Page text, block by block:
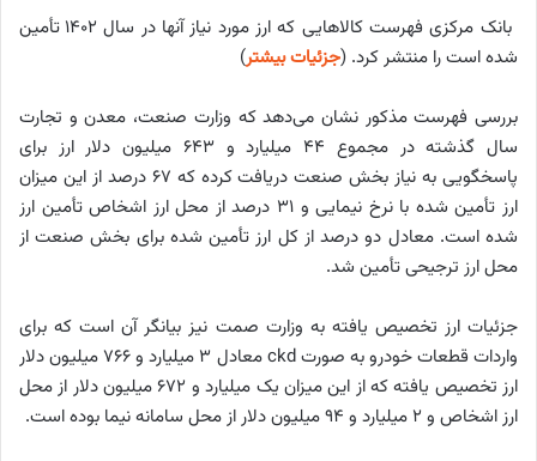
بانک مرکزی فهرست کالاهایی که ارز مورد نیاز آنها در سال ۱۴۰۲ تأمین
شده است را منتشر کرد. (جزئیات بیشتر)
بررسی فهرست مذکور نشان می‌دهد که وزارت صنعت، معدن و تجارت
سال گذشته در مجموع ۴۴ میلیارد و ۶۴۳ میلیون دلار ارز برای
پاسخگویی به نیاز بخش صنعت دریافت کرده که ۶۷ درصد از این میزان
ارز تأمین شده با نرخ نیمایی و ۳۱ درصد از محل ارز اشخاص تأمین ارز
شده است. معادل دو درصد از کل ارز تأمین شده برای بخش صنعت از
محل ارز ترجیحی تأمین شد.
جزئیات ارز تخصیص یافته به وزارت صمت نیز بیانگر آن است که برای
واردات قطعات خودرو به صورت ckd معادل ۳ میلیارد و ۷۶۶ میلیون دلار
ارز تخصیص یافته که از این میزان یک میلیارد و ۶۷۲ میلیون دلار از محل
ارز اشخاص و ۲ میلیارد و ۹۴ میلیون دلار از محل سامانه نیما بوده است.